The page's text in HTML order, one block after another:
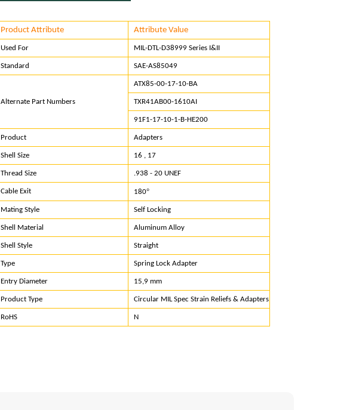
Product Attribute Attribute Value
Used For MIL-DTL-D38999 Series I&II
Standard SAE-AS85049
Alternate Part Numbers
ATX85-00-17-10-BA
TXR41AB00-1610AI
91F1-17-10-1-B-HE200
Product Adapters
Shell Size 16 , 17
Thread Size .938 - 20 UNEF
Cable Exit 180°
Mating Style Self Locking
Shell Material Aluminum Alloy
Shell Style Straight
Type Spring Lock Adapter
Entry Diameter 15,9 mm
Product Type Circular MIL Spec Strain Reliefs & Adapters
RoHS N